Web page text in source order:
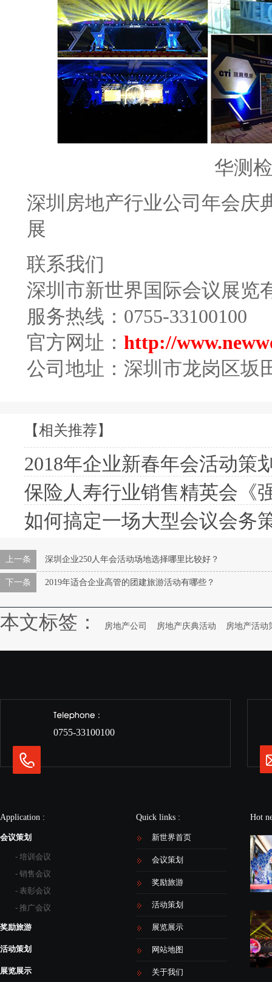
华测
深圳房地产行业公司年会庆
展
联系我们
深圳市新世界国际会议展览
服务热线： 0755-33100100
官方网址： http://
公司地址：深圳市龙岗区坂
【相关推荐】
2018年企业新春年会活动策划
保险人寿行业销售精英会《
如何搞定一场大型会议会务
上一条 深圳企业250人年会活动场地选择哪里比较好？
下一条 2019年适合企业高管的团建旅游活动有哪些？
本文标签： 房地产公司 房地产庆典活动 房地产活动
0755-33100100
Application :
会议策划
- 培训会议
- 销售会议
- 表彰会议
- 推广会议
奖励旅游
活动策划
展览展示
Quick links :
新世界首页
会议策划
奖励旅游
活动策划
展览展示
网站地图
关于我们
Hot